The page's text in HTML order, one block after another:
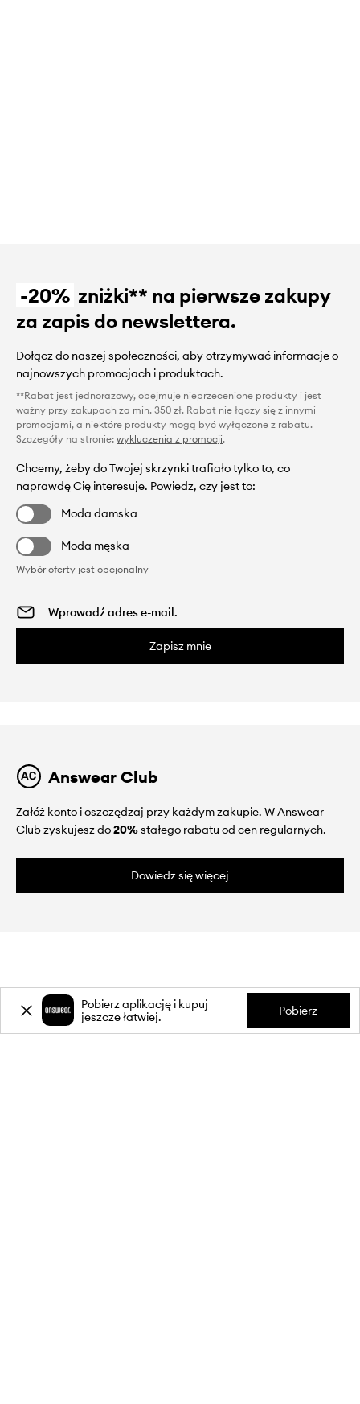
-20% zniżki** na pierwsze zakupy
za zapis do newslettera.
Dołącz do naszej społeczności, aby otrzymywać informacje o
najnowszych promocjach i produktach.
**Rabat jest jednorazowy, obejmuje nieprzecenione produkty i jest
ważny przy zakupach za min. 350 zł. Rabat nie łączy się z innymi
promocjami, a niektóre produkty mogą być wyłączone z rabatu.
Szczegóły na stronie: wykluczenia z promocji.
Chcemy, żeby do Twojej skrzynki trafiało tylko to, co
naprawdę Cię interesuje. Powiedz, czy jest to:
Moda damska
Moda męska
Wybór oferty jest opcjonalny
Zapisz mnie
Answear Club
Załóż konto i oszczędzaj przy każdym zakupie. W Answear
Club zyskujesz do20%stałego rabatu od cen regularnych.
Dowiedz się więcej
O NAS
Pobierz aplikację i kupuj
jeszcze łatwiej.
Pobierz